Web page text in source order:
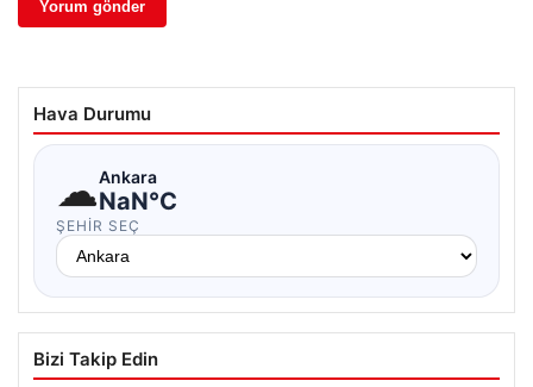
Hava Durumu
☁Ankara
NaN°C
ŞEHIR SEÇ
Bizi Takip Edin